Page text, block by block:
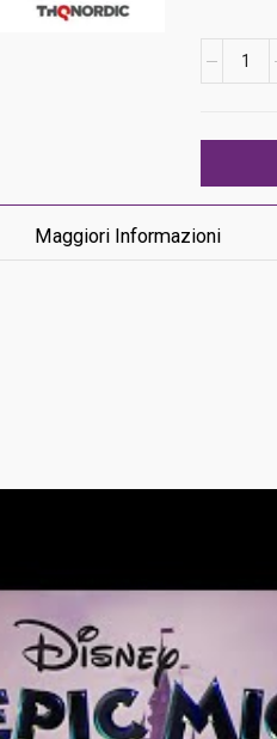
Disney
quantità
Maggiori Informazioni